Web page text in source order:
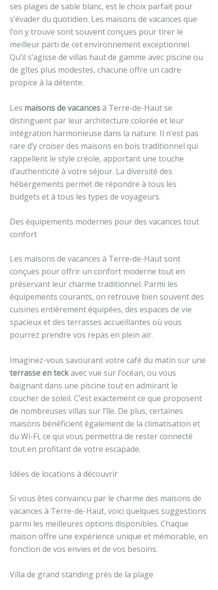
ses plages de sable blanc, est le choix parfait pour
s’évader du quotidien. Les maisons de vacances que
l’on y trouve sont souvent conçues pour tirer le
meilleur parti de cet environnement exceptionnel.
Qu’il s’agisse de villas haut de gamme avec piscine ou
de gîtes plus modestes, chacune offre un cadre
propice à la détente.
Les maisons de vacancesà Terre-de-Haut se
distinguent par leur architecture colorée et leur
intégration harmonieuse dans la nature. Il n’est pas
rare d’y croiser des maisons en bois traditionnel qui
rappellent le style créole, apportant une touche
d’authenticité à votre séjour. La diversité des
hébergements permet de répondre à tous les
budgets et à tous les types de voyageurs.
Des équipements modernes pour des vacances tout
confort
Les maisons de vacances à Terre-de-Haut sont
conçues pour offrir un confort moderne tout en
préservant leur charme traditionnel. Parmi les
équipements courants, on retrouve bien souvent des
cuisines entièrement équipées, des espaces de vie
spacieux et des terrasses accueillantes où vous
pourrez prendre vos repas en plein air.
Imaginez-vous savourant votre café du matin sur une
terrasse en teckavec vue sur l’océan, ou vous
baignant dans une piscine tout en admirant le
coucher de soleil. C’est exactement ce que proposent
de nombreuses villas sur l’île. De plus, certaines
maisons bénéficient également de la climatisation et
du Wi-Fi, ce qui vous permettra de rester connecté
tout en profitant de votre escapade.
Idées de locations à découvrir
Si vous êtes convaincu par le charme des maisons de
vacances à Terre-de-Haut, voici quelques suggestions
parmi les meilleures options disponibles. Chaque
maison offre une expérience unique et mémorable, en
fonction de vos envies et de vos besoins.
Villa de grand standing près de la plage